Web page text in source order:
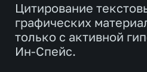
Цитирование
графических
только с активной
Ин-Спейс.